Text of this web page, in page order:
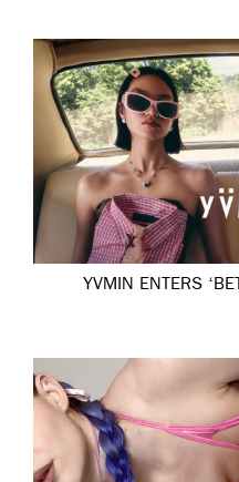
YVMIN ENTERS